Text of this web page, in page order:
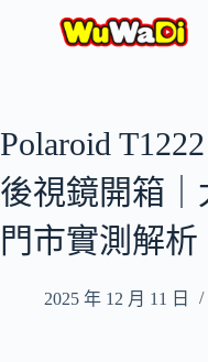
Polaroid
後視鏡開箱
門市實測解析
2025 年 12 月 11 日